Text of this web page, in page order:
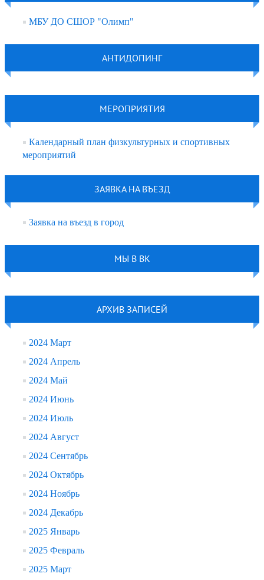
МБУ ДО СШОР "Олимп"
АНТИДОПИНГ
МЕРОПРИЯТИЯ
Календарный план физкультурных и спортивных
мероприятий
ЗАЯВКА НА ВЪЕЗД
Заявка на въезд в город
МЫ В ВК
АРХИВ ЗАПИСЕЙ
2024 Март
2024 Апрель
2024 Май
2024 Июнь
2024 Июль
2024 Август
2024 Сентябрь
2024 Октябрь
2024 Ноябрь
2024 Декабрь
2025 Январь
2025 Февраль
2025 Март